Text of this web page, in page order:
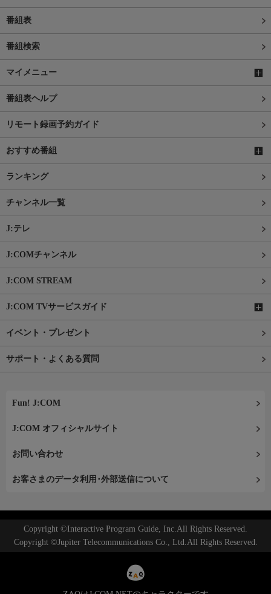
番組表
番組検索
マイメニュー
番組表ヘルプ
リモート録画予約ガイド
おすすめ番組
ランキング
チャンネル一覧
J:テレ
J:COMチャンネル
J:COM STREAM
J:COM TVサービスガイド
イベント・プレゼント
サポート・よくある質問
Fun! J:COM
J:COM オフィシャルサイト
お問い合わせ
お客さまのデータ利用･外部送信について
Copyright ©Interactive Program Guide, Inc.All Rights Reserved.
Copyright ©Jupiter Telecommunications Co., Ltd.All Rights Reserved.